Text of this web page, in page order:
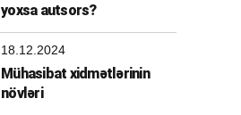
yoxsa autsors?
18.12.2024
Mühasibat xidmətlərinin
növləri